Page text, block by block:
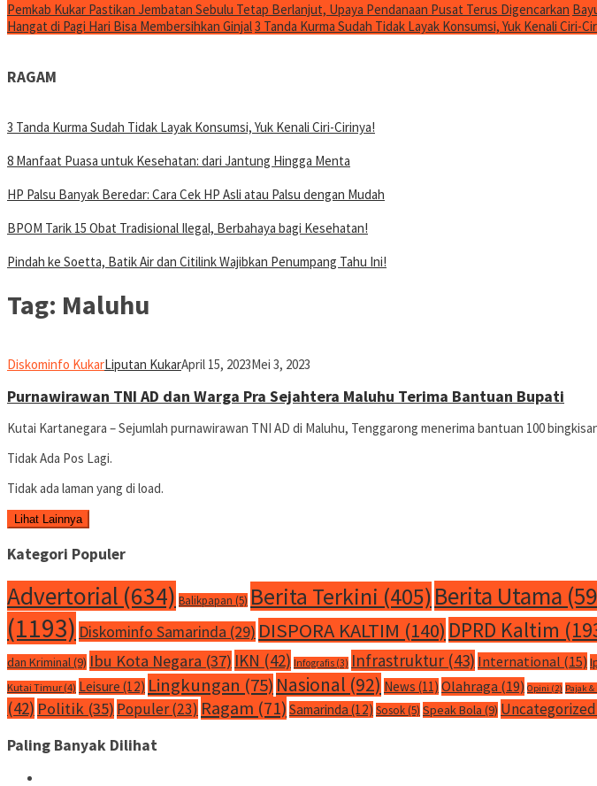
Pemkab Kukar Pastikan Jembatan Sebulu Tetap Berlanjut, Upaya Pendanaan Pusat Terus Digencarkan
Hangat di Pagi Hari Bisa Membersihkan Ginjal3 Tanda Kurma Sudah Tidak Layak Konsumsi, Yuk Kenali Ciri-
RAGAM
3 Tanda Kurma Sudah Tidak Layak Konsumsi, Yuk Kenali Ciri-Cirinya!
8 Manfaat Puasa untuk Kesehatan: dari Jantung Hingga Menta
HP Palsu Banyak Beredar: Cara Cek HP Asli atau Palsu dengan Mudah
BPOM Tarik 15 Obat Tradisional Ilegal, Berbahaya bagi Kesehatan!
Pindah ke Soetta, Batik Air dan Citilink Wajibkan Penumpang Tahu Ini!
Tag: Maluhu
Diskominfo KukarLiputan KukarApril 15, 2023Mei 3, 2023
Purnawirawan TNI AD dan Warga Pra Sejahtera Maluhu Terima Bantuan Bupati
Kutai Kartanegara – Sejumlah purnawirawan TNI AD di Maluhu, Tenggarong menerima bantuan 100
Tidak Ada Pos Lagi.
Tidak ada laman yang di load.
Lihat Lainnya
Kategori Populer
Advertorial (634) Balikpapan (5) Berita Terkini (405)Berita Utama
(1193) Diskominfo Samarinda (29) DISPORA KALTIM (140) DPRD Kaltim
dan Kriminal(9) Ibu Kota Negara (37) IKN (42) Infografis (3) Infrastruktur (43) International (15)
Kutai Timur (4) Leisure (12) Lingkungan (75) Nasional (92) News (11) Olahraga (19) Opini (2) Pajak &
(42) Politik (35) Populer(23) Ragam (71) Samarinda (12) Sosok(5) Speak Bola (9) Uncategorized
Paling Banyak Dilihat